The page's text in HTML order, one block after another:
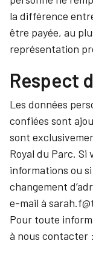
la différence
être payée, au
représentation
Respect
Les données
confiées sont
sont
Royal du Parc. Si
informations ou
changement
e-mail à
Pour toute
à nous contacter